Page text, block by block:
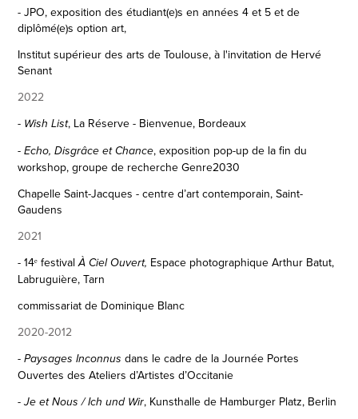
- JPO, exposition des étudiant(e)s en années 4 et 5 et de
diplômé(e)s option art,
Institut supérieur des arts de Toulouse, à l'invitation de Hervé
Senant
2022
- Wish List, La Réserve - Bienvenue, Bordeaux
-Echo, Disgrâce et Chance, exposition pop-up de la fin du
workshop, groupe de recherche Genre2030
Chapelle Saint-Jacques - centre d’art contemporain, Saint-
Gaudens
2021
- 14ᵉ festivalÀ Ciel Ouvert, Espace photographique Arthur Batut,
Labruguière, Tarn
commissariat de Dominique Blanc
2020-2012
-Paysages Inconnus dans le cadre de laJournée Portes
Ouvertes des Ateliers d’Artistes d’Occitanie
- Je et Nous / Ich und Wir, Kunsthalle de Hamburger Platz, Berlin